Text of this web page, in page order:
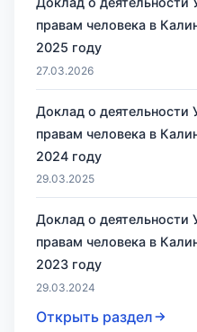
правам человека в
2025 году
27.03.2026
Доклад о деятельности
правам человека в
2024 году
29.03.2025
Доклад о деятельности
правам человека в
2023 году
29.03.2024
Открыть раздел